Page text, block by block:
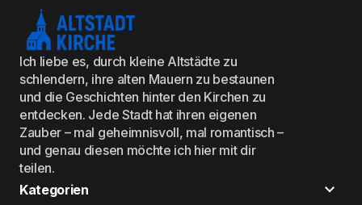
Ich liebe es, durch kleine Altstädte zu
schlendern, ihre alten Mauern zu bestaunen
und die Geschichten hinter den Kirchen zu
entdecken. Jede Stadt hat ihren eigenen
Zauber – mal geheimnisvoll, mal romantisch –
und genau diesen möchte ich hier mit dir
teilen.
Kategorien